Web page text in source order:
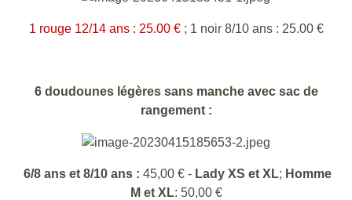
1 rouge 12/14 ans : 25.00 € ; 1 noir 8/10 ans : 25.00 €
6 doudounes légères sans manche avec sac de
rangement :
6/8 ans et 8/10 ans : 45,00 € - Lady XS et XL; Homme
M et XL: 50,00 €